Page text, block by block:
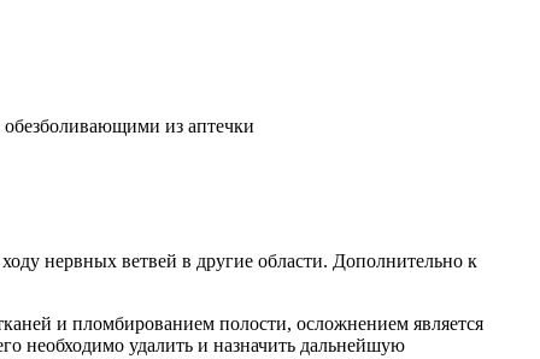
обезболивающими из аптечки
нервных ветвей в другие области. Дополнительно к
и пломбированием полости, осложнением является
необходимо удалить и назначить дальнейшую